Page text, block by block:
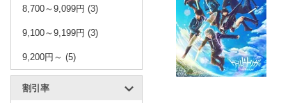
8,700～9,099円 (3)
9,100～9,199円 (3)
9,200円～ (5)
割引率